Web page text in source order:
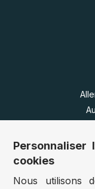
Personnaliser
cookies
Nous utilisons